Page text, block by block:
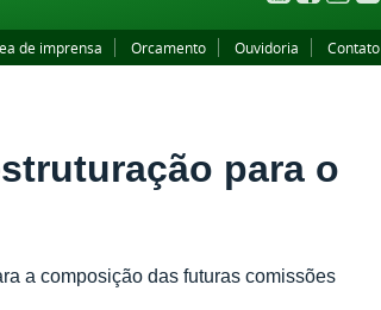
de imprensa Orcamento Ouvidoria Contato
para o
a composição das futuras comissões